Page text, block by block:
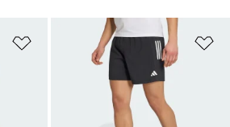
Dodaj do listy życzeń